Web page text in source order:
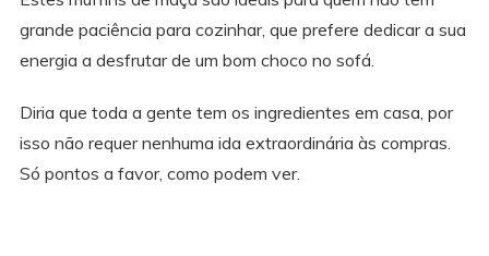
grande paciência para cozinhar, que prefere dedicar a sua
energia a desfrutar de um bom choco no sofá.
Diria que toda a gente tem os ingredientes em casa, por
isso não requer nenhuma ida extraordinária às compras.
Só pontos a favor, como podem ver.